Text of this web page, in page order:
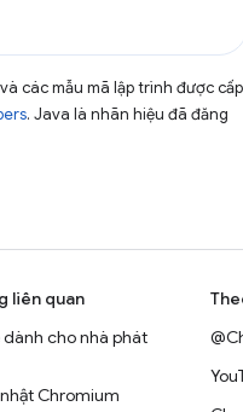
và các mẫu mã lập trình được cấp
. Java là nhãn hiệu đã đăng
liên quan
cho nhà phát
Chromium